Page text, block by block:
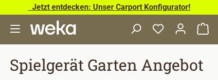
Zum Hauptinhalt springen
Jetzt entdecken: Unser Carport Konfigurator!
Spielgerät Garten Angebot